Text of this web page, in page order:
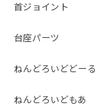
首ジョイント
台座パーツ
ねんどろいどどーる
ねんどろいどもあ